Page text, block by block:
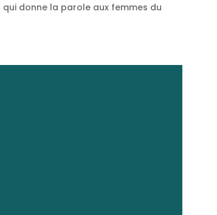
qui donne la parole aux femmes du